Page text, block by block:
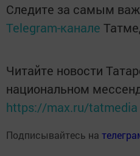
Следите за самым
Telegram-канале
Читайте новости
национальном
https://max.ru/tatmedia
Подписывайтесь на